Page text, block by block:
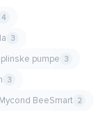
4
3
pumpe 3
3
Mycond BeeSmart 2